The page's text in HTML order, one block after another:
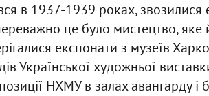
в 1937-1939 роках, звозилися
це було мистецтво, яке
експонати з музеїв
Української художньої
НХМУ в залах авангарду і